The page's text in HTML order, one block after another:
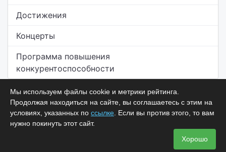
Достижения
Концерты
Программа повышения
конкурентоспособности
Мы используем файлы cookie и метрики рейтинга.
Продолжая находиться на сайте, вы соглашаетесь с этим на
условиях, указанных по ссылке . Если вы против этого, то вам
нужно покинуть этот сайт.
Хорошо